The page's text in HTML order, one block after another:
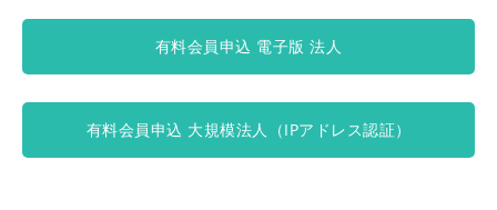
有料会員申込 電子版 法人
有料会員申込 大規模法人（IPアドレス認証）